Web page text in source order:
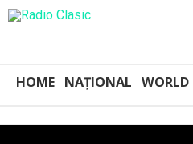
HOME NAȚIONAL WORLD